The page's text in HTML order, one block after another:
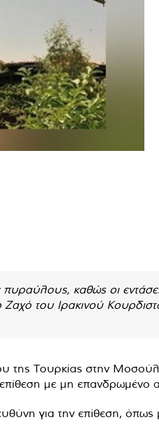
καθώς οι
του Ιρακινού
της Τουρκίας στην
με μη επανδρωμένο
για την επίθεση, όπως